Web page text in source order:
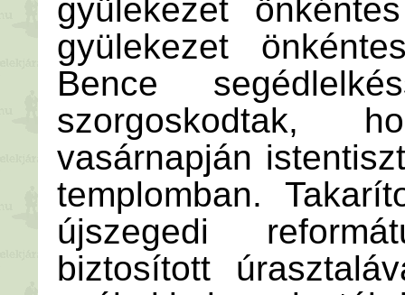
gyülekezet
gyülekezet
Bence
szorgoskodtak,
vasárnapján
templomban.
újszegedi
biztosított